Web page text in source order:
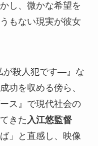
し、微かな希望を
もない現実が彼女
が殺人犯です―』な
功を収める傍ら、
ス』で現代社会の
きた 入江悠監督
」と直感し、映像